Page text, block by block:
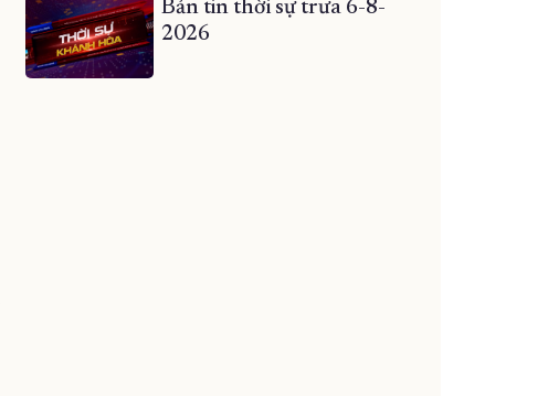
Bản tin thời sự trưa 6-8-
2026